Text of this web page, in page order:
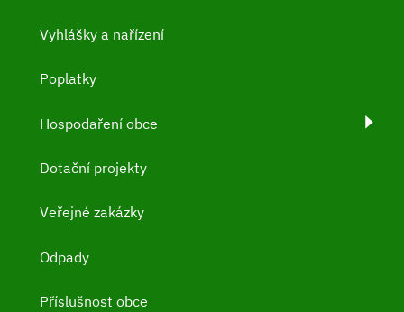
Vyhlášky a nařízení
Poplatky
Hospodaření obce
Dotační projekty
Veřejné zakázky
Odpady
Příslušnost obce